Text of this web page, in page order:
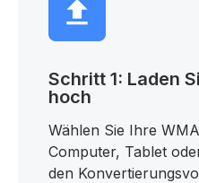
Schritt 1: Laden
hoch
Wählen Sie Ihre
Computer, Tablet
den